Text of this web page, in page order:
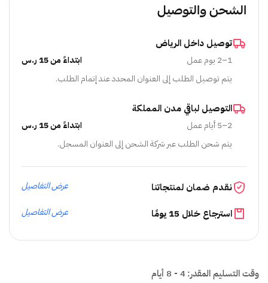
الشحن والتوصيل
توصيل داخل الرياض
1–2 يوم عمل
ابتداءً من 15 ر.س
يتم توصيل الطلب إلى العنوان المحدد عند إتمام الطلب.
التوصيل لباقي مدن المملكة
2–5 أيام عمل
ابتداءً من 15 ر.س
يتم شحن الطلب عبر شركة الشحن إلى العنوان المسجل.
نقدم ضمان لمنتجاتنا عرض التفاصيل
استرجاع خلال 15 يومًا عرض التفاصيل
وقت التسليم المقدر:4 - 8 أيام